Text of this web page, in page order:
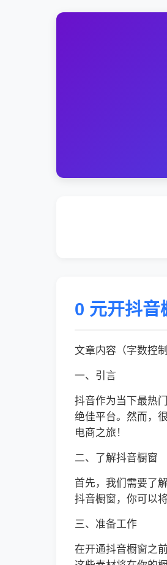
0 元开抖音
文章内容（字数控
一、引言
抖音作为当下最热
绝佳平台。然而，
电商之旅！
二、了解抖音橱窗
首先，我们需要了
抖音橱窗，你可以
三、准备工作
在开通抖音橱窗之